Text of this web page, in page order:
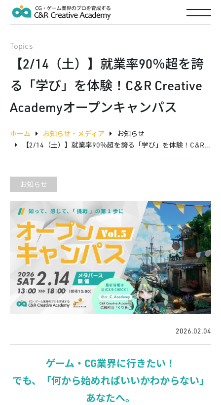
Topics
【2/14（土）】就業率90％超を誇
る「学び」を体験！C&R Creative
Academyオープンキャンパス
ホーム お知らせ・メディア
お知らせ
【2/14（土）】就業率90％超を誇る「学び」を体験！C&R Creative Academyオープンキャンパス
お知らせ
2026.02.04
ゲーム・CG業界に行きたい！
でも、「何から始めればいいかわからない」
あなたへ。